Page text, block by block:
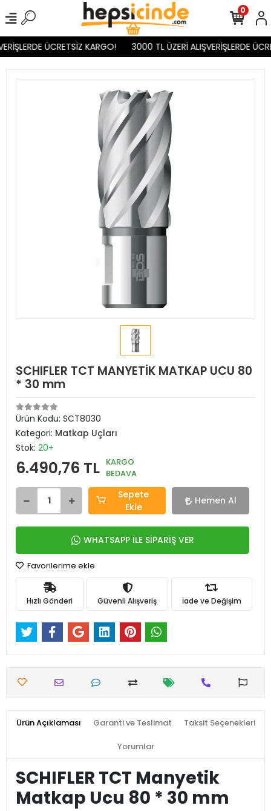
ÜCRETSİZ KARGO! 3000 TL ÜZERİ ALIŞVERİŞLERDE
0
SCHIFLER TCT MANYETİK MATKAP UCU 80
* 30 mm
Ürün Kodu: SCT8030
Kategori: Matkap Uçları
Stok: 20+
6.490,76 TL KARGO
BEDAVA
Sepete
Ekle
Hemen Al
WHATSAPP İLE SİPARİŞ VER
Favorilerime ekle
Hızlı Gönderi Güvenli Alışveriş İade ve Değişim
Ürün Açıklaması Garanti ve Teslimat Taksit Seçenekleri
Yorumlar
SCHIFLER TCT Manyetik
Matkap Ucu 80 * 30 mm